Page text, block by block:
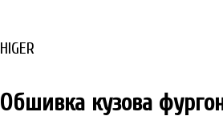
HIGER
Обшивка кузова